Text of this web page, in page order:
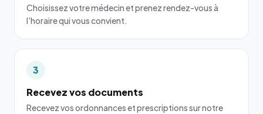
Choisissez votre médecin et prenez rendez-vous à
l'horaire qui vous convient.
3
Recevez vos documents
Recevez vos ordonnances et prescriptions sur notre